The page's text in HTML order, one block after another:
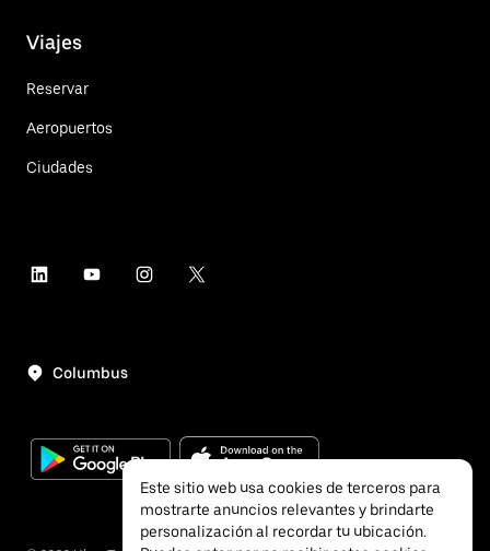
Viajes
Reservar
Aeropuertos
Ciudades
Columbus
Este sitio web usa cookies de terceros para
mostrarte anuncios relevantes y brindarte
personalización al recordar tu ubicación.